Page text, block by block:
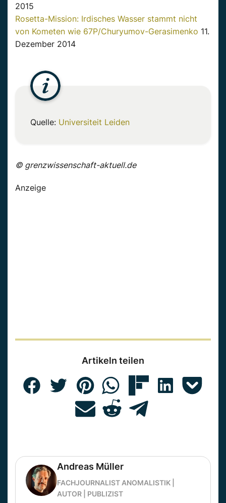
2015
Rosetta-Mission: Irdisches Wasser stammt nicht
von Kometen wie 67P/Churyumov-Gerasimenko 11.
Dezember 2014
Quelle: Universiteit Leiden
© grenzwissenschaft-aktuell.de
Anzeige
Artikeln teilen
Andreas Müller
FACHJOURNALIST ANOMALISTIK |
AUTOR | PUBLIZIST